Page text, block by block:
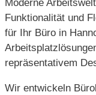
Funktionalität und
für Ihr Büro in
repräsentativem
Wir entwickeln